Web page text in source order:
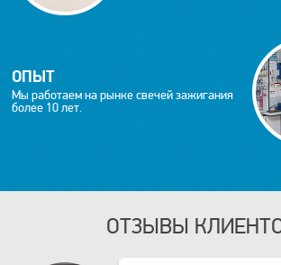
ОПЫТ
Мы работаем на рынке свечей зажигания
более 10 лет.
ОТЗЫВЫ